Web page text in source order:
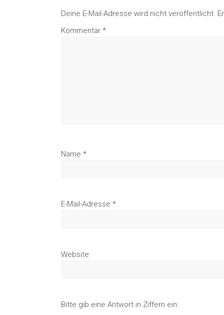
Deine E-Mail-Adresse wird nicht veröffentlicht.
Kommentar *
Name *
E-Mail-Adresse *
Website
Bitte gib eine Antwort in Ziffern ein: